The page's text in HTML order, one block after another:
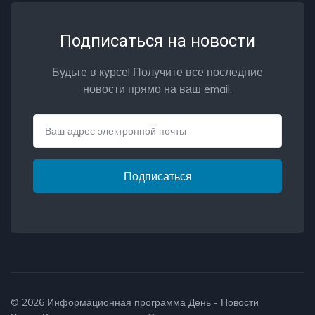
Подписаться на новости
Будьте в курсе! Получите все последние
новости прямо на ваш email.
Подписаться
© 2026 Информационная программа День - Новости